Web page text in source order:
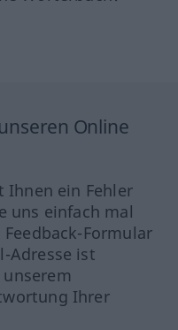
Online
Ihnen ein Fehler
uns einfach mal
Formular
Adresse ist
Ihrer